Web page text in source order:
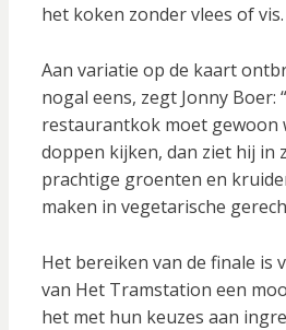
het koken zonder vlees of vis.
Aan variatie op de kaart
nogal eens, zegt Jonny Boer:
restaurantkok moet gewoon
doppen kijken, dan ziet hij in
prachtige groenten en
maken in vegetarische
Het bereiken van de finale is
van Het Tramstation een
het met hun keuzes aan